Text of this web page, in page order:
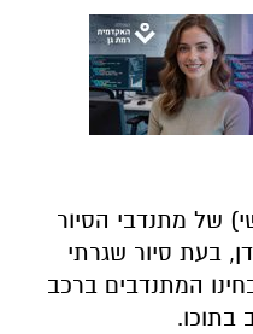
של מתנדבי הסיור
בעת סיור שגרתי
המתנדבים ברכב
במדבקה על השמשה
הוא הלום קרב, וכי
זקוק לעזרה.